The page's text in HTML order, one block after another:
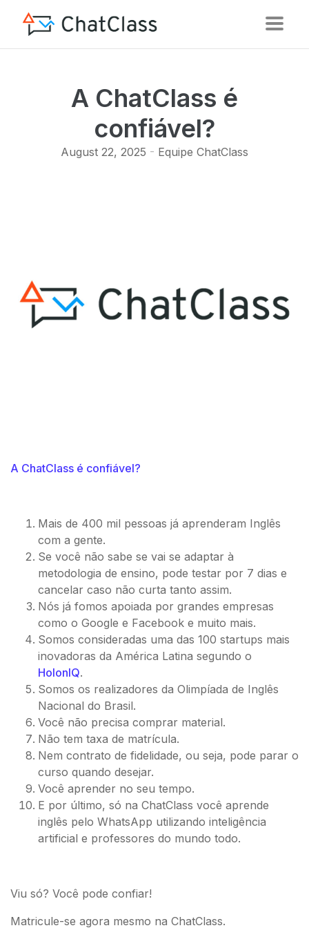
A ChatClass é
confiável?
August 22, 2025 - Equipe ChatClass
A ChatClass é confiável?
Mais de 400 mil pessoas já aprenderam Inglês
com a gente.
Se você não sabe se vai se adaptar à
metodologia de ensino, pode testar por 7 dias e
cancelar caso não curta tanto assim.
Nós já fomos apoiada por grandes empresas
como o Google e Facebook e muito mais.
Somos consideradas uma das 100 startups mais
inovadoras da América Latina segundo o
HolonIQ.
Somos os realizadores da Olimpíada de Inglês
Nacional do Brasil.
Você não precisa comprar material.
Não tem taxa de matrícula.
Nem contrato de fidelidade, ou seja, pode parar o
curso quando desejar.
Você aprender no seu tempo.
E por último, só na ChatClass você aprende
inglês pelo WhatsApp utilizando inteligência
artificial e professores do mundo todo.
Viu só? Você pode confiar!
Matricule-se agora mesmo na ChatClass.